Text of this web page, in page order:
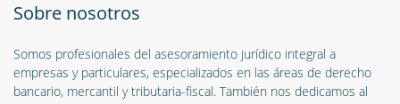
Sobre nosotros
Somos profesionales del asesoramiento jurídico integral a
empresas y particulares, especializados en las áreas de derecho
bancario, mercantil y tributaria-fiscal. También nos dedicamos al